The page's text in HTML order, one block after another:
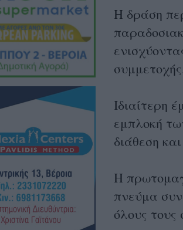
Η δράση
Ιδιαίτερη
εμπλοκή
διάθεση
Η
πνεύμα
όλους τους